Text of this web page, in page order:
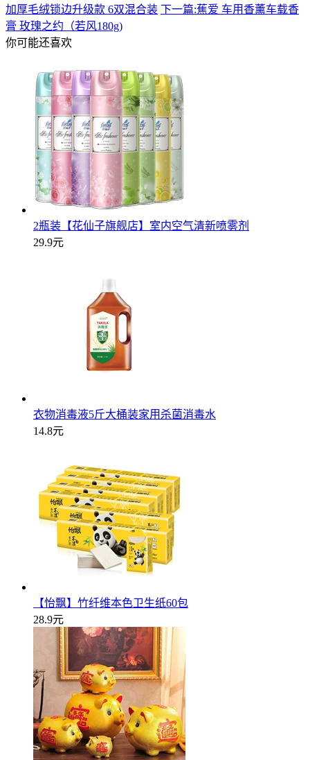
加厚毛绒锁边升级款 6双混合装 下一篇:蕉爱 车用香薰车载香
膏 玫瑰之约（若风180g)
你可能还喜欢
2瓶装【花仙子旗舰店】室内空气清新喷雾剂
29.9元
衣物消毒液5斤大桶装家用杀菌消毒水
14.8元
【怡飘】竹纤维本色卫生纸60包
28.9元